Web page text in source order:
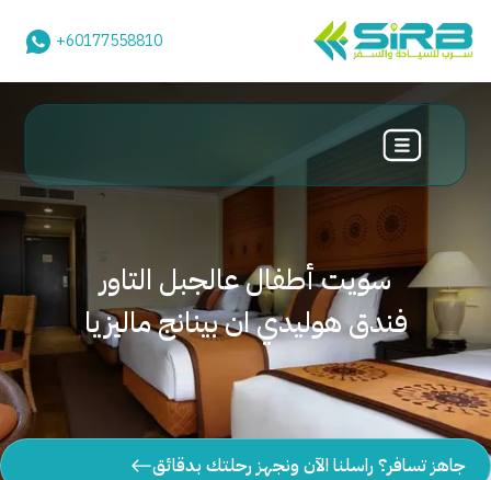
+60177558810
سويت أطفال عالجبل التاور
فندق هوليدي ان بينانج ماليزيا
جاهز تسافر؟ راسلنا الآن ونجهز رحلتك بدقائق